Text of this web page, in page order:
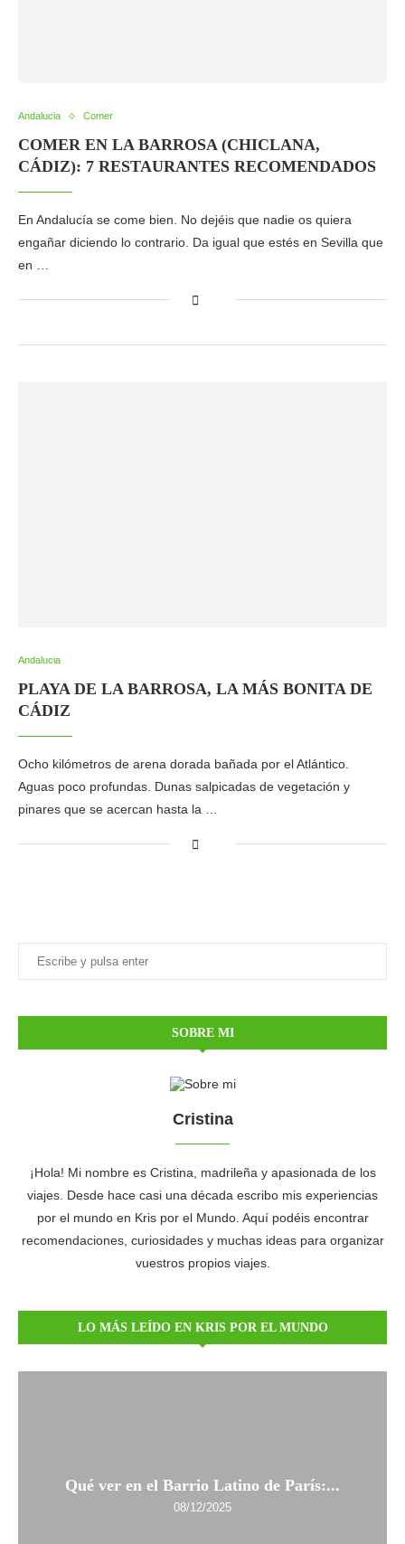
Andalucia Comer
COMER EN LA BARROSA (CHICLANA,
CÁDIZ): 7 RESTAURANTES RECOMENDADOS
En Andalucía se come bien. No dejéis que nadie os quiera
engañar diciendo lo contrario. Da igual que estés en Sevilla que
en …
Andalucia
PLAYA DE LA BARROSA, LA MÁS BONITA DE
CÁDIZ
Ocho kilómetros de arena dorada bañada por el Atlántico.
Aguas poco profundas. Dunas salpicadas de vegetación y
pinares que se acercan hasta la …
SOBRE MI
Cristina
¡Hola! Mi nombre es Cristina, madrileña y apasionada de los
viajes. Desde hace casi una década escribo mis experiencias
por el mundo en Kris por el Mundo. Aquí podéis encontrar
recomendaciones, curiosidades y muchas ideas para organizar
vuestros propios viajes.
LO MÁS LEÍDO EN KRIS POR EL MUNDO
Qué ver en el Barrio Latino de París:...
08/12/2025